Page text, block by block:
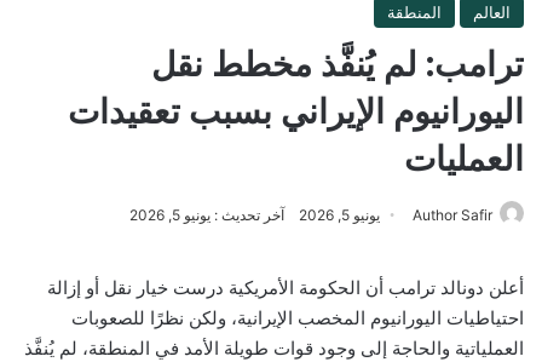
العالم المنطقة
ترامب: لم يُنفَّذ مخطط نقل
اليورانيوم الإيراني بسبب تعقيدات
العمليات
Author Safir يونيو 5, 2026 آخر تحديث : يونيو 5, 2026
أعلن دونالد ترامب أن الحكومة الأمريكية درست خيار نقل أو إزالة
احتياطيات اليورانيوم المخصب الإيرانية، ولكن نظرًا للصعوبات
العملياتية والحاجة إلى وجود قوات طويلة الأمد في المنطقة، لم يُنفَّذ